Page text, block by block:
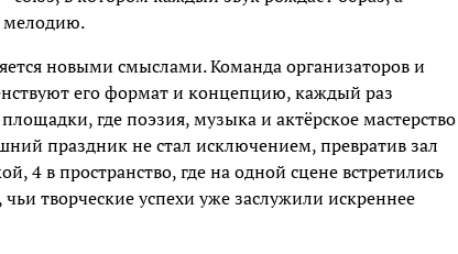
мелодию.
новыми смыслами. Команда организаторов и
его формат и концепцию, каждый раз
где поэзия, музыка и актёрское мастерство
праздник не стал исключением, превратив зал
4 в пространство, где на одной сцене встретились
творческие успехи уже заслужили искреннее